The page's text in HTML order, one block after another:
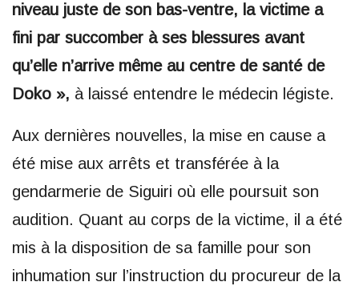
niveau juste de son bas-ventre, la victime a
fini par succomber à ses blessures avant
qu’elle n’arrive même au centre de santé de
Doko », à laissé entendre le médecin légiste.
Aux dernières nouvelles, la mise en cause a
été mise aux arrêts et transférée à la
gendarmerie de Siguiri où elle poursuit son
audition. Quant au corps de la victime, il a été
mis à la disposition de sa famille pour son
inhumation sur l’instruction du procureur de la